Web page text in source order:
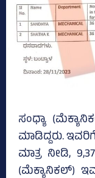
ಸಂಧ್ಯಾ
ಮಾಡಿದ್ದರು. ಇವರಿಗೆ
ಮಾತ್ರ ನೀಡಿ,
(ಮೆಕ್ಯಾನಿಕಲ್‌)